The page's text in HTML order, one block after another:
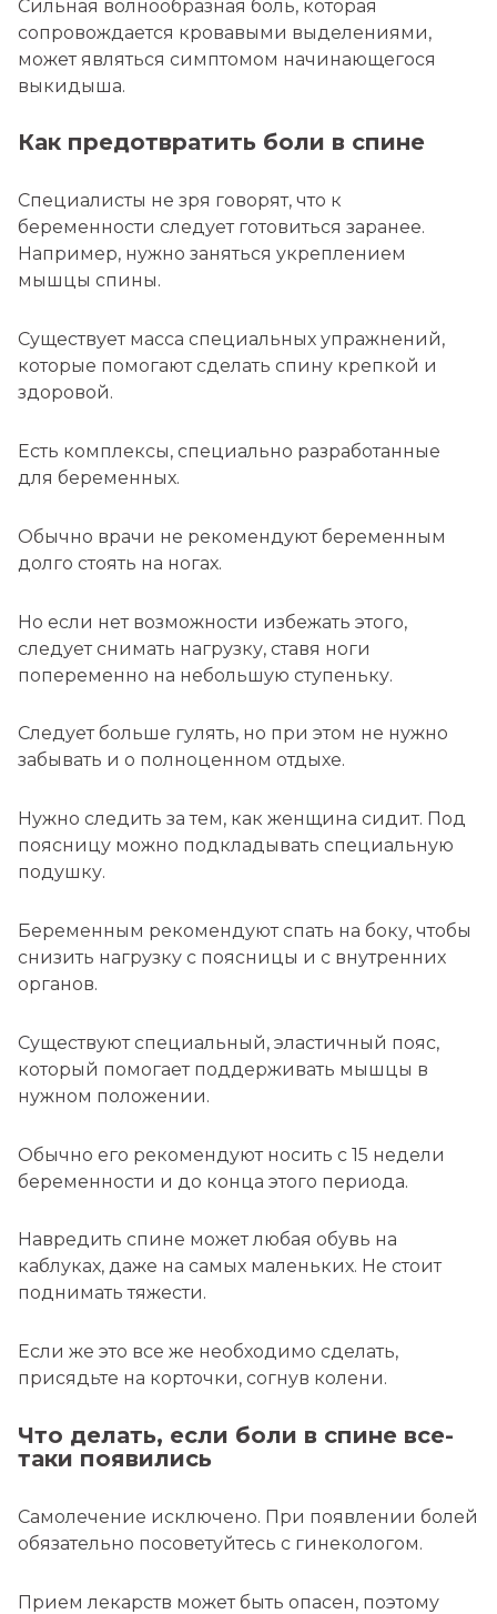
Сильная волнообразная боль, которая
сопровождается кровавыми выделениями,
может являться симптомом начинающегося
выкидыша.
Как предотвратить боли в спине
Специалисты не зря говорят, что к
беременности следует готовиться заранее.
Например, нужно заняться укреплением
мышцы спины.
Существует масса специальных упражнений,
которые помогают сделать спину крепкой и
здоровой.
Есть комплексы, специально разработанные
для беременных.
Обычно врачи не рекомендуют беременным
долго стоять на ногах.
Но если нет возможности избежать этого,
следует снимать нагрузку, ставя ноги
попеременно на небольшую ступеньку.
Следует больше гулять, но при этом не нужно
забывать и о полноценном отдыхе.
Нужно следить за тем, как женщина сидит. Под
поясницу можно подкладывать специальную
подушку.
Беременным рекомендуют спать на боку, чтобы
снизить нагрузку с поясницы и с внутренних
органов.
Существуют специальный, эластичный пояс,
который помогает поддерживать мышцы в
нужном положении.
Обычно его рекомендуют носить с 15 недели
беременности и до конца этого периода.
Навредить спине может любая обувь на
каблуках, даже на самых маленьких. Не стоит
поднимать тяжести.
Если же это все же необходимо сделать,
присядьте на корточки, согнув колени.
Что делать, если боли в спине все-
таки появились
Самолечение исключено. При появлении болей
обязательно посоветуйтесь с гинекологом.
Прием лекарств может быть опасен, поэтому